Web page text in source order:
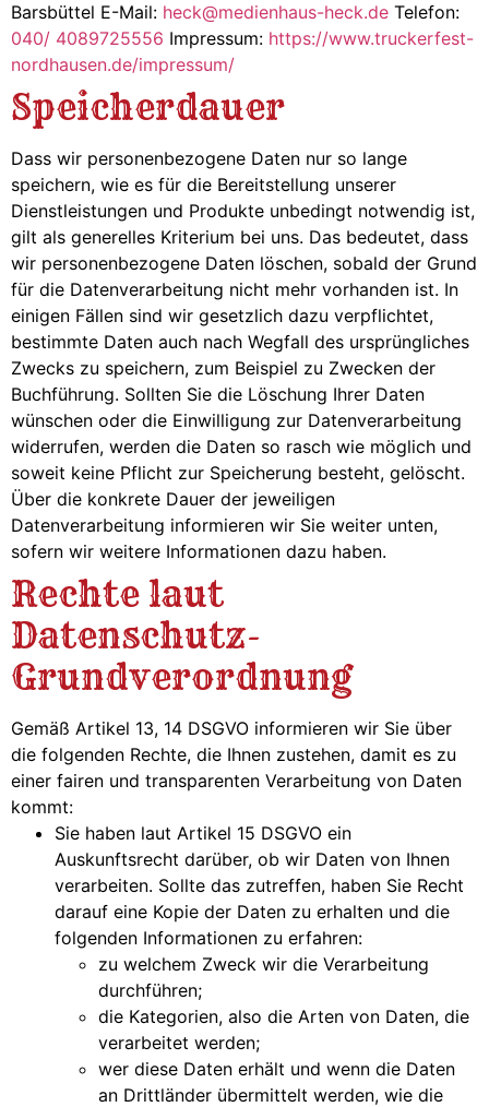
Barsbüttel E-Mail: heck@medienhaus-heck.de Telefon:
040/ 4089725556 Impressum: https://www.truckerfest-
nordhausen.de/impressum/
Speicherdauer
Dass wir personenbezogene Daten nur so lange
speichern, wie es für die Bereitstellung unserer
Dienstleistungen und Produkte unbedingt notwendig ist,
gilt als generelles Kriterium bei uns. Das bedeutet, dass
wir personenbezogene Daten löschen, sobald der Grund
für die Datenverarbeitung nicht mehr vorhanden ist. In
einigen Fällen sind wir gesetzlich dazu verpflichtet,
bestimmte Daten auch nach Wegfall des ursprüngliches
Zwecks zu speichern, zum Beispiel zu Zwecken der
Buchführung. Sollten Sie die Löschung Ihrer Daten
wünschen oder die Einwilligung zur Datenverarbeitung
widerrufen, werden die Daten so rasch wie möglich und
soweit keine Pflicht zur Speicherung besteht, gelöscht.
Über die konkrete Dauer der jeweiligen
Datenverarbeitung informieren wir Sie weiter unten,
sofern wir weitere Informationen dazu haben.
Rechte laut
Datenschutz-
Grundverordnung
Gemäß Artikel 13, 14 DSGVO informieren wir Sie über
die folgenden Rechte, die Ihnen zustehen, damit es zu
einer fairen und transparenten Verarbeitung von Daten
kommt:
Sie haben laut Artikel 15 DSGVO ein
Auskunftsrecht darüber, ob wir Daten von Ihnen
verarbeiten. Sollte das zutreffen, haben Sie Recht
darauf eine Kopie der Daten zu erhalten und die
folgenden Informationen zu erfahren:
zu welchem Zweck wir die Verarbeitung
durchführen;
die Kategorien, also die Arten von Daten, die
verarbeitet werden;
wer diese Daten erhält und wenn die Daten
an Drittländer übermittelt werden, wie die